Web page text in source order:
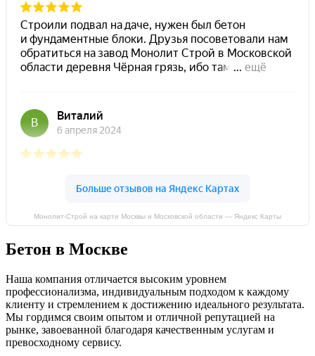
Монолит-Строй на карте Москвы и Московской области — Яндекс Карты
Бетон в Москве
Наша компания отличается высоким уровнем
профессионализма, индивидуальным подходом к каждому
клиенту и стремлением к достижению идеального результата.
Мы гордимся своим опытом и отличной репутацией на
рынке, завоеванной благодаря качественным услугам и
превосходному сервису.